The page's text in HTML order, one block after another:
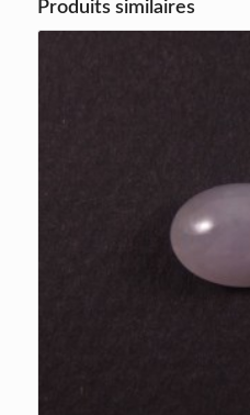
Produits similaires